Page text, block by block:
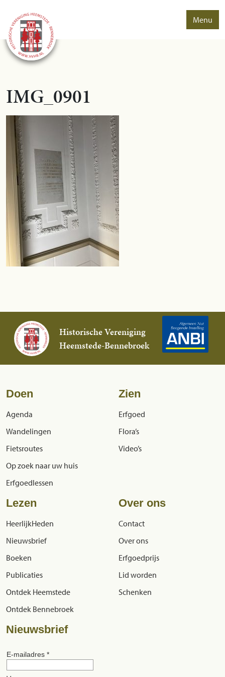
Menu
IMG_0901
Historische Vereniging
Heemstede-Bennebroek
Doen
Agenda
Wandelingen
Fietsroutes
Op zoek naar uw huis
Erfgoedlessen
Zien
Erfgoed
Flora’s
Video’s
Lezen
HeerlijkHeden
Nieuwsbrief
Boeken
Publicaties
Ontdek Heemstede
Ontdek Bennebroek
Over ons
Contact
Over ons
Erfgoedprijs
Lid worden
Schenken
Nieuwsbrief